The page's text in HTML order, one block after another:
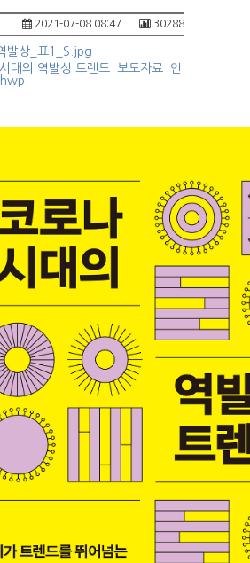
30288
2021-07-08 08:47
발상_표1_S.jpg
대의 역발상 트렌드_보도자료_언